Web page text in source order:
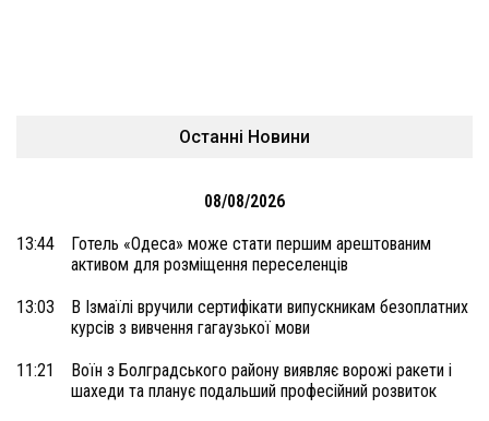
Останні Новини
08/08/2026
13:44
Готель «Одеса» може стати першим арештованим
активом для розміщення переселенців
13:03
В Ізмаїлі вручили сертифікати випускникам безоплатних
курсів з вивчення гагаузької мови
11:21
Воїн з Болградського району виявляє ворожі ракети і
шахеди та планує подальший професійний розвиток